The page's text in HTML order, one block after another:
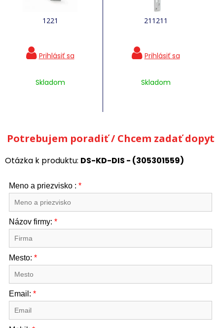
1221
Skladom
211211
Skladom
Potrebujem poradiť / Chcem zadať dopyt
Otázka k produktu: DS-KD-DIS - (305301559)